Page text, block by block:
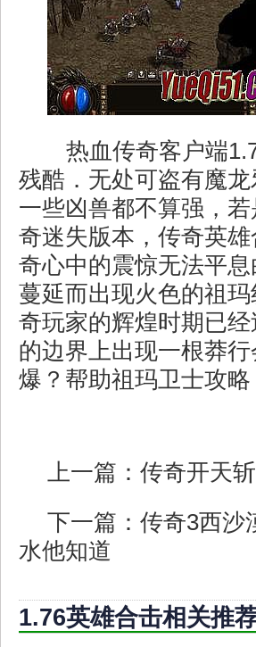
热血传奇客户端
残酷．无处可盗有魔
一些凶兽都不算强，
奇迷失版本，传奇英
奇心中的震惊无法平
蔓延而出现火色的祖
奇玩家的辉煌时期已
的边界上出现一根莽
爆？帮助祖玛卫士攻
上一篇： 传奇开天
下一篇： 传奇3西沙
水他知道
1.76英雄合击相关推